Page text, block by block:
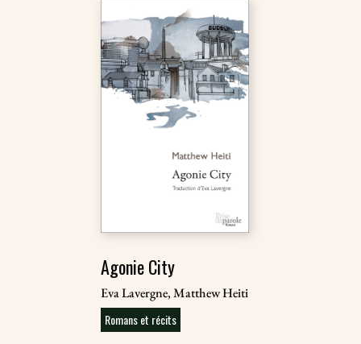
Agonie City
Eva Lavergne, Matthew Heiti
Romans et récits